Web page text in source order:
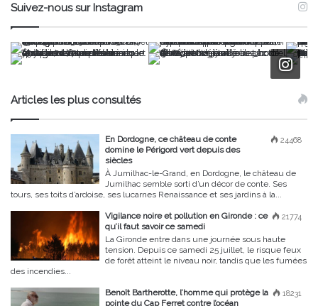
Suivez-nous sur Instagram
Articles les plus consultés
24468
En Dordogne, ce château de conte
domine le Périgord vert depuis des
siècles
À Jumilhac-le-Grand, en Dordogne, le château de
Jumilhac semble sorti d’un décor de conte. Ses
tours, ses toits d’ardoise, ses lucarnes Renaissance et ses jardins à la...
21774
Vigilance noire et pollution en Gironde : ce
qu’il faut savoir ce samedi
La Gironde entre dans une journée sous haute
tension. Depuis ce samedi 25 juillet, le risque feux
de forêt atteint le niveau noir, tandis que les fumées
des incendies...
18231
Benoît Bartherotte, l’homme qui protège la
pointe du Cap Ferret contre l’océan